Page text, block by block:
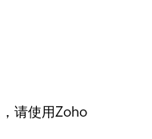
请使用Zoho